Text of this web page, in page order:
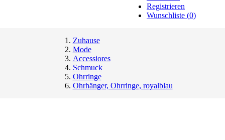
Registrieren
Wunschliste (0)
Zuhause
Mode
Accessiores
Schmuck
Ohrringe
Ohrhänger, Ohrringe, royalblau